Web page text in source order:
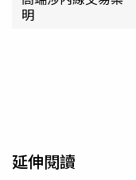
明
延伸閱讀